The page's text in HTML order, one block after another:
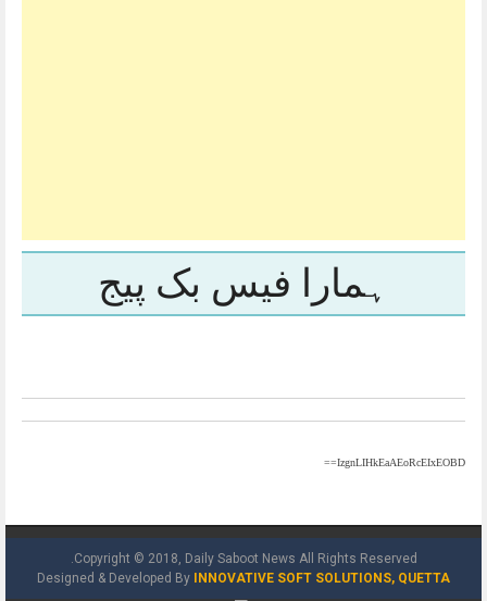
ہمارا فیس بک پیج
IzgnLIHkEaAEoRcEIxEOBD==
Copyright © 2018, Daily Saboot News All Rights Reserved.
Designed & Developed ByINNOVATIVE SOFT SOLUTIONS, QUETTA